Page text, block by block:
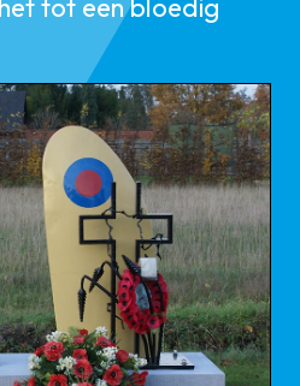
tot een bloedig